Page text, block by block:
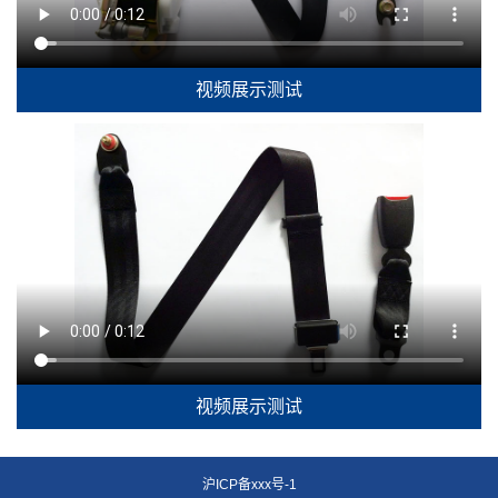
视频展示测试
视频展示测试
沪ICP备xxx号-1